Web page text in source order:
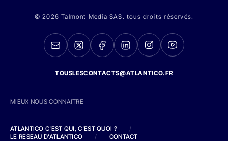
© 2026 Talmont Media SAS. tous droits réservés.
TOUSLESCONTACTS@ATLANTICO.FR
MIEUX NOUS CONNAITRE
ATLANTICO C'EST QUI, C'EST QUOI ?
/
LE RESEAU D'ATLANTICO
/ CONTACT